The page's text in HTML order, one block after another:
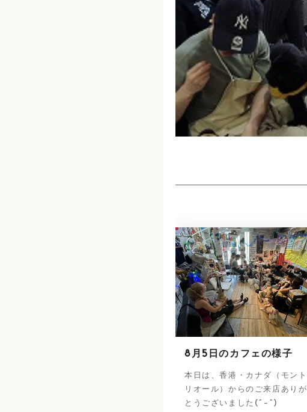
8月5日のカフェの様子
本日は、香港・カナダ（モント
リオール）からのご来店ありが
とうございました(^-^)